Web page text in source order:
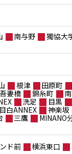
南与野 獨協大
根津 田原町
妻橋 錦糸町
洗足 目黒
目白ANNEX 神楽坂
三鷹 MINANO
ド前 横浜東口